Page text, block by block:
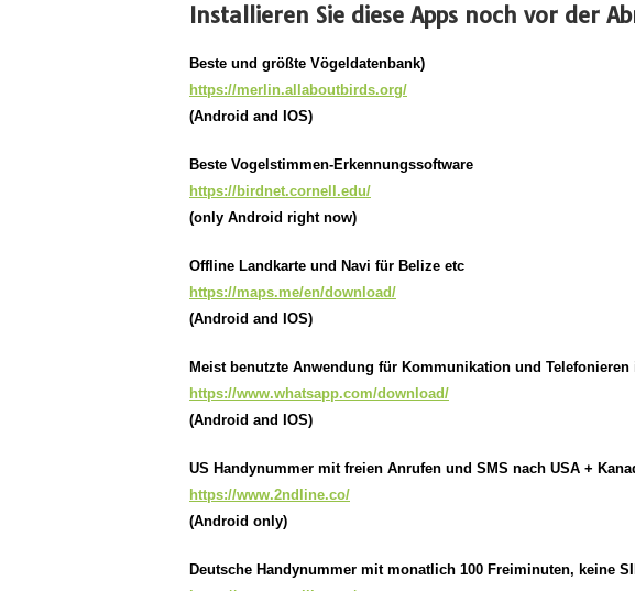
Installieren Sie diese Apps noch vor der
Beste und größte Vögeldatenbank)
https://merlin.allaboutbirds.org/
(Android and IOS)
Beste Vogelstimmen-Erkennungssoftware
https://birdnet.cornell.edu/
(only Android right now)
Offline Landkarte und Navi für Belize etc
https://maps.me/en/download/
(Android and IOS)
Meist benutzte Anwendung für Kommunikation und Telefonieren
https://www.whatsapp.com/download/
(Android and IOS)
US Handynummer mit freien Anrufen und SMS nach USA +
https://www.2ndline.co/
(Android only)
Deutsche Handynummer mit monatlich 100 Freiminuten, keine